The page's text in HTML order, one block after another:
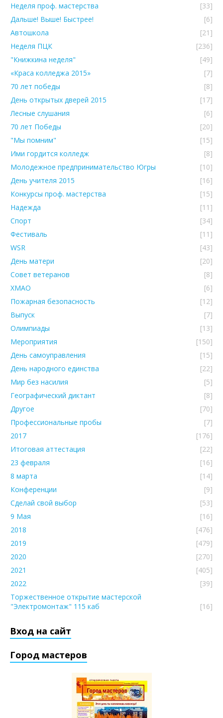
Неделя проф. мастерства
[33]
Дальше! Выше! Быстрее!
[6]
Автошкола
[21]
Неделя ПЦК
[236]
"Книжкина неделя"
[49]
«Краса колледжа 2015»
[7]
70 лет победы
[8]
День открытых дверей 2015
[17]
Лесные слушания
[6]
70 лет Победы
[20]
"Мы помним"
[15]
Ими гордится колледж
[8]
Молодежное предпринимательство Югры
[10]
День учителя 2015
[16]
Конкурсы проф. мастерства
[15]
Надежда
[11]
Спорт
[34]
Фестиваль
[11]
WSR
[43]
День матери
[20]
Совет ветеранов
[8]
ХМАО
[6]
Пожарная безопасность
[12]
Выпуск
[7]
Олимпиады
[13]
Мероприятия
[150]
День самоуправления
[15]
День народного единства
[22]
Мир без насилия
[5]
Географический диктант
[8]
Другое
[70]
Профессиональные пробы
[7]
2017
[176]
Итоговая аттестация
[22]
23 февраля
[16]
8 марта
[14]
Конференции
[9]
Сделай свой выбор
[53]
9 Мая
[16]
2018
[476]
2019
[479]
2020
[270]
2021
[405]
2022
[39]
Торжественное открытие мастерской
"Электромонтаж" 115 каб
[16]
Вход на сайт
Город мастеров